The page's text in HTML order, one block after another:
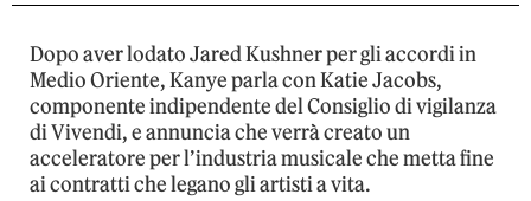
Dopo aver lodato Jared Kushner per gli accordi in
Medio Oriente, Kanye parla con Katie Jacobs,
componente indipendente del Consiglio di vigilanza
di Vivendi, e annuncia che verrà creato un
acceleratore per l’industria musicale che metta fine
ai contratti che legano gli artisti a vita.